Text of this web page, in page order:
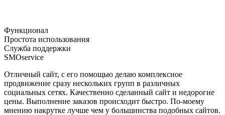
Функционал
Простота использования
Служба поддержки
SMOservice
Отличный сайт, с его помощью делаю комплексное
продвижение сразу нескольких групп в различных
социальных сетях. Качественно сделанный сайт и недорогие
цены. Выполнение заказов происходит быстро. По-моему
мнению накрутке лучше чем у большинства подобных сайтов.